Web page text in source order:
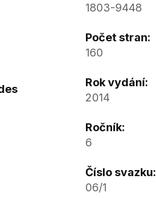
1803-9448
Počet stran:
160
Rok vydání:
2014
Ročník:
6
Číslo svazku:
06/1